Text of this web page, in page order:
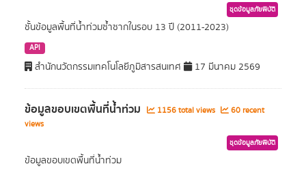
ชุดข้อมูลภัยพิบัติ
ชั้นข้อมูลพื้นที่น้ำท่วมซ้ำซากในรอบ 13 ปี (2011-2023)
API
สำนักนวัตกรรมเทคโนโลยีภูมิสารสนเทศ 17 มีนาคม 2569
ข้อมูลขอบเขตพื้นที่น้ำท่วม 1156 total views
60 recent
views
ชุดข้อมูลภัยพิบัติ
ข้อมูลขอบเขตพื้นที่น้ำท่วม